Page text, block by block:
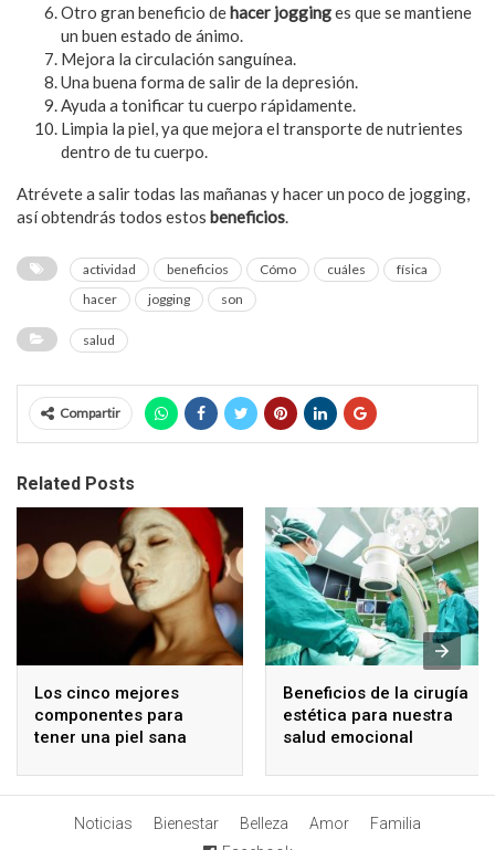
Otro gran beneficio dehacer jogginges que se mantiene
un buen estado de ánimo.
Mejora la circulación sanguínea.
Una buena forma de salir de la depresión.
Ayuda a tonificar tu cuerpo rápidamente.
Limpia la piel, ya que mejora el transporte de nutrientes
dentro de tu cuerpo.
Atrévete a salir todas las mañanas y hacer un poco de jogging,
así obtendrás todos estos beneficios.
actividad beneficios Cómo cuáles
física
hacer
jogging son
salud
Compartir
Related Posts
Los cinco mejores
componentes para
tener una piel sana
Beneficios de la cirugía
estética para nuestra
salud emocional
Noticias Bienestar Belleza Amor
Familia